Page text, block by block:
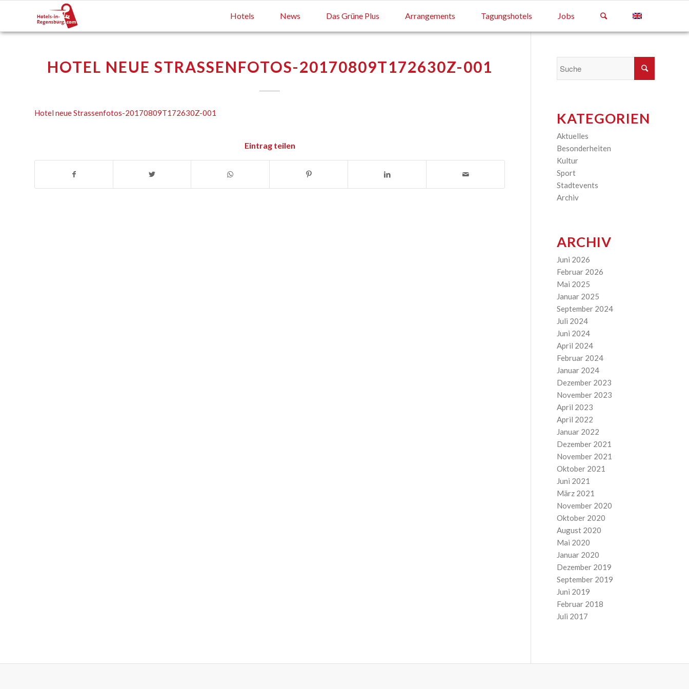
Hotels News Das Grüne Plus Arrangements Tagungshotels Jobs
HOTEL NEUE STRASSENFOTOS-20170809T172630Z-001
Hotel neue Strassenfotos-20170809T172630Z-001
Eintrag teilen
KATEGORIEN
Aktuelles
Besonderheiten
Kultur
Sport
Stadtevents
Archiv
ARCHIV
Juni 2026
Februar 2026
Mai 2025
Januar 2025
September 2024
Juli 2024
Juni 2024
April 2024
Februar 2024
Januar 2024
Dezember 2023
November 2023
April 2023
April 2022
Januar 2022
Dezember 2021
November 2021
Oktober 2021
Juni 2021
März 2021
November 2020
Oktober 2020
August 2020
Mai 2020
Januar 2020
Dezember 2019
September 2019
Juni 2019
Februar 2018
Juli 2017